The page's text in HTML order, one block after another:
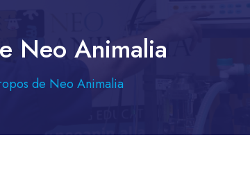
Neo Animalia
de Neo Animalia